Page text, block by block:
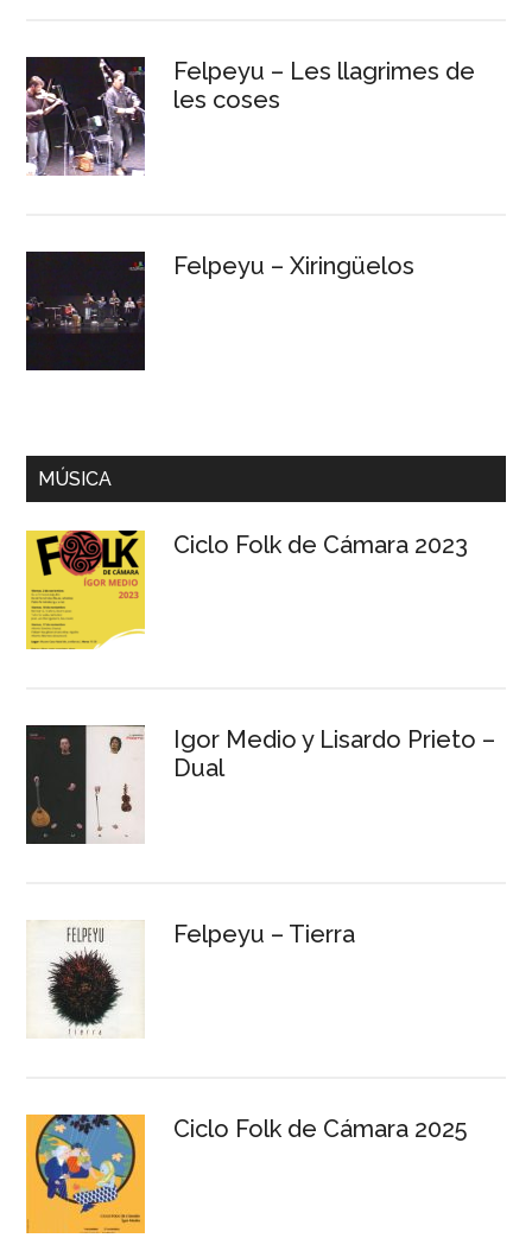
Felpeyu – Les llagrimes de
les coses
Felpeyu – Xiringüelos
MÚSICA
Ciclo Folk de Cámara 2023
Igor Medio y Lisardo Prieto –
Dual
Felpeyu – Tierra
Ciclo Folk de Cámara 2025